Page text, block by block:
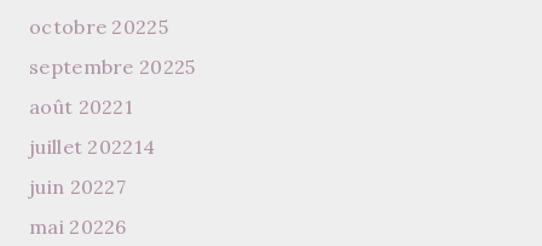
octobre 20225
septembre 20225
août 20221
juillet 202214
juin 20227
mai 20226